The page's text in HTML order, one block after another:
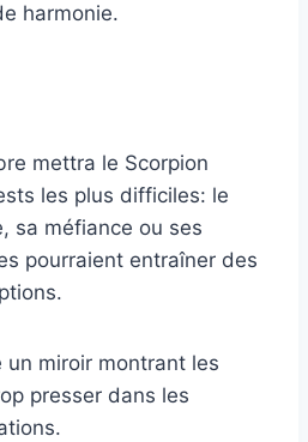
harmonie.
mettra le Scorpion
les plus difficiles: le
sa méfiance ou ses
pourraient entraîner des
un miroir montrant les
presser dans les